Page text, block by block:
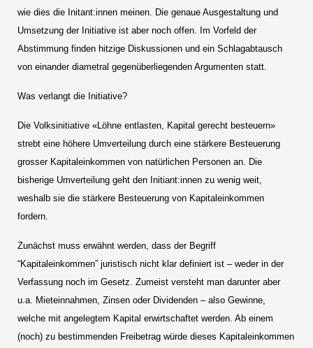
wie dies die Initant:innen meinen. Die genaue Ausgestaltung und
Umsetzung der Initiative ist aber noch offen. Im Vorfeld der
Abstimmung finden hitzige Diskussionen und ein Schlagabtausch
von einander diametral gegenüberliegenden Argumenten statt.
Was verlangt die Initiative?
Die Volksinitiative «Löhne entlasten, Kapital gerecht besteuern»
strebt eine höhere Umverteilung durch eine stärkere Besteuerung
grosser Kapitaleinkommen von natürlichen Personen an. Die
bisherige Umverteilung geht den Initiant:innen zu wenig weit,
weshalb sie die stärkere Besteuerung von Kapitaleinkommen
fordern.
Zunächst muss erwähnt werden, dass der Begriff
“Kapitaleinkommen” juristisch nicht klar definiert ist – weder in der
Verfassung noch im Gesetz. Zumeist versteht man darunter aber
u.a. Mieteinnahmen, Zinsen oder Dividenden – also Gewinne,
welche mit angelegtem Kapital erwirtschaftet werden. Ab einem
(noch) zu bestimmenden Freibetrag würde dieses Kapitaleinkommen